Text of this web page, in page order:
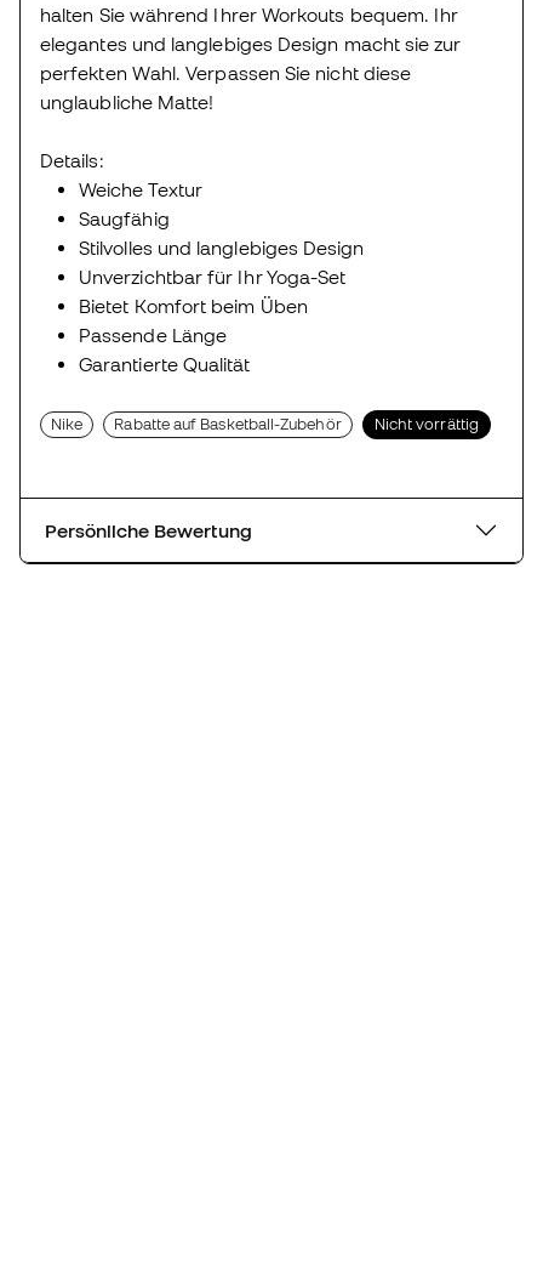
halten Sie während Ihrer Workouts bequem. Ihr
elegantes und langlebiges Design macht sie zur
perfekten Wahl. Verpassen Sie nicht diese
unglaubliche Matte!
Details:
Weiche Textur
Saugfähig
Stilvolles und langlebiges Design
Unverzichtbar für Ihr Yoga-Set
Bietet Komfort beim Üben
Passende Länge
Garantierte Qualität
Nike Rabatte auf Basketball-Zubehör Nicht vorrättig
Persönliche Bewertung